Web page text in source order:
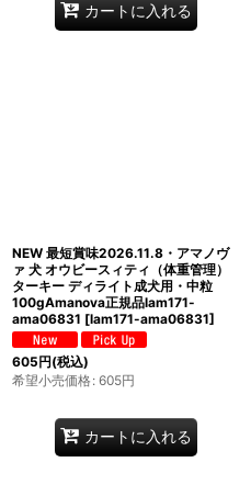
カートに入れる
NEW 最短賞味2026.11.8・アマノヴ
ァ 犬 オウビースィティ（体重管理）
ターキー ディライト成犬用・中粒
100gAmanova正規品lam171-
ama06831 [lam171-ama06831]
605円(税込)
希望小売価格: 605円
カートに入れる